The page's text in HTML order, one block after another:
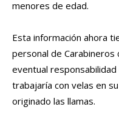
menores de edad.
Esta información ahora
personal de
eventual
trabajaría con velas en
originado las llamas.